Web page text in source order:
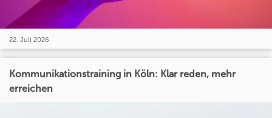
22. Juli 2026
Kommunikationstraining in Köln: Klar reden, mehr
erreichen